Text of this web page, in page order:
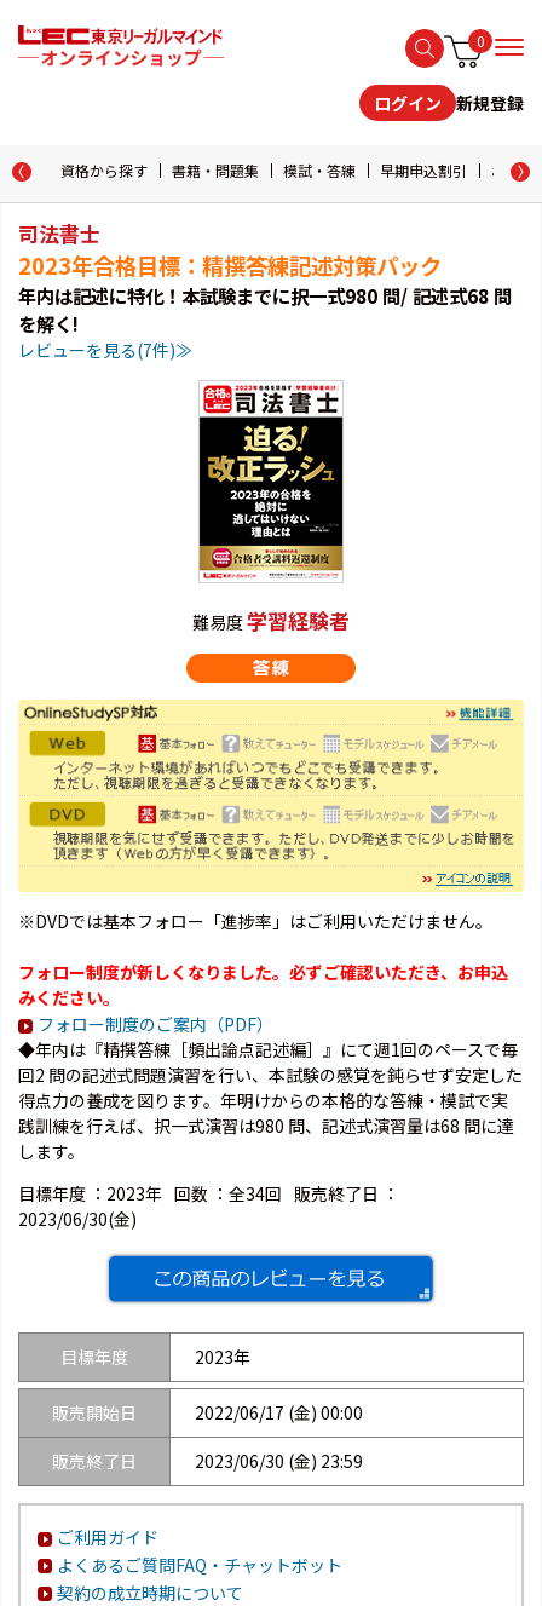
0
ログイン 新規登録
資格から探す 書籍・問題集 模試・答練 早期申込割引 おため
司法書士
2023年合格目標：精撰答練記述対策パック
年内は記述に特化！本試験までに択一式980 問/ 記述式68 問
を解く!
レビューを見る(7件)≫
難易度学習経験者
※DVDでは基本フォロー「進捗率」はご利用いただけません。
フォロー制度が新しくなりました。必ずご確認いただき、お申込
みください。
フォロー制度のご案内（PDF）
◆年内は『精撰答練［頻出論点記述編］』にて週1回のペースで毎
回2 問の記述式問題演習を行い、本試験の感覚を鈍らせず安定した
得点力の養成を図ります。年明けからの本格的な答練・模試で実
践訓練を行えば、択一式演習は980 問、記述式演習量は68 問に達
します。
目標年度 ： 2023年 回数 ： 全34回 販売終了日 ：
2023/06/30(金)
目標年度 2023年
販売開始日
2022/06/17 (金) 00:00
販売終了日
2023/06/30 (金) 23:59
ご利用ガイド
よくあるご質問FAQ・チャットボット
契約の成立時期について